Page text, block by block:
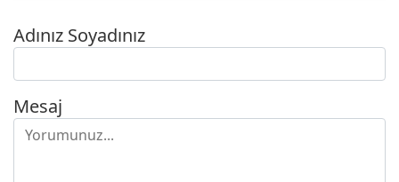
Adınız Soyadınız
Mesaj